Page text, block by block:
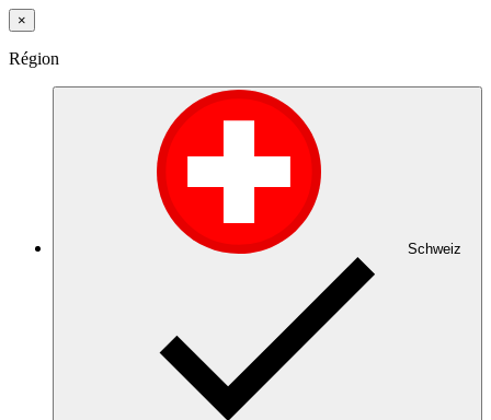
×
Région
Schweiz